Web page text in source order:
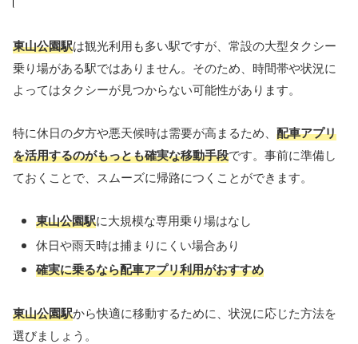
東山公園駅は観光利用も多い駅ですが、常設の大型タクシー
乗り場がある駅ではありません。そのため、時間帯や状況に
よってはタクシーが見つからない可能性があります。
特に休日の夕方や悪天候時は需要が高まるため、 配車アプリ
を活用するのがもっとも確実な移動手段です。事前に準備し
ておくことで、スムーズに帰路につくことができます。
東山公園駅に大規模な専用乗り場はなし
休日や雨天時は捕まりにくい場合あり
確実に乗るなら配車アプリ利用がおすすめ
東山公園駅から快適に移動するために、状況に応じた方法を
選びましょう。